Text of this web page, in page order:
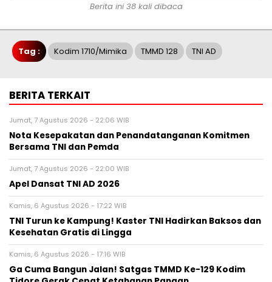
Berita ini 38 kali dibaca
Tag : Kodim 1710/Mimika TMMD 128 TNI AD
BERITA TERKAIT
Jumat, 7 Agustus 2026 - 22:06 WIB
Nota Kesepakatan dan Penandatanganan Komitmen
Bersama TNI dan Pemda
Jumat, 7 Agustus 2026 - 22:00 WIB
Apel Dansat TNI AD 2026
Kamis, 6 Agustus 2026 - 17:22 WIB
TNI Turun ke Kampung! Kaster TNI Hadirkan Baksos dan
Kesehatan Gratis di Lingga
Kamis, 6 Agustus 2026 - 17:16 WIB
Ga Cuma Bangun Jalan! Satgas TMMD Ke-129 Kodim